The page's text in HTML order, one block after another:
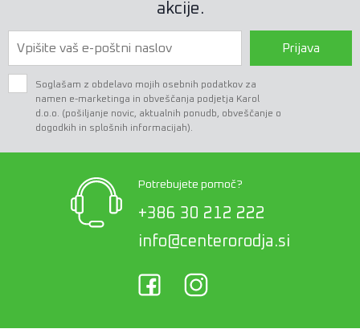
akcije.
Prijava
Soglašam z obdelavo mojih osebnih podatkov za
namen e-marketinga in obveščanja podjetja Karol
d.o.o. (pošiljanje novic, aktualnih ponudb, obveščanje o
dogodkih in splošnih informacijah).
Potrebujete pomoč?
+386 30 212 222
info@centerorodja.si